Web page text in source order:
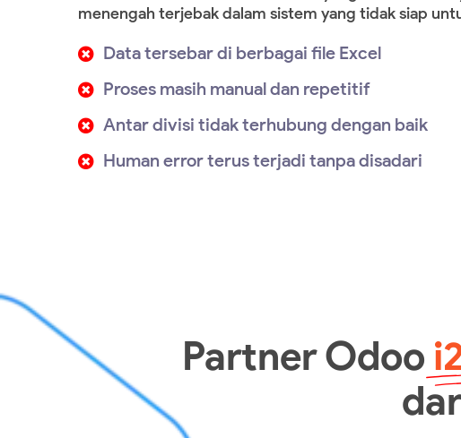
menengah terjebak dalam sistem yang tidak siap
Data tersebar di berbagai file Excel
Proses masih manual dan repetitif
Antar divisi tidak terhubung dengan baik
Human error terus terjadi tanpa disadari
Partner Odoo